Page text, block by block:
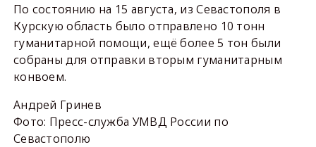
По состоянию на 15 августа, из Севастополя в
Курскую область было отправлено 10 тонн
гуманитарной помощи, ещё более 5 тон были
собраны для отправки вторым гуманитарным
конвоем.
Андрей Гринев
Фото: Пресс-служба УМВД России по
Севастополю